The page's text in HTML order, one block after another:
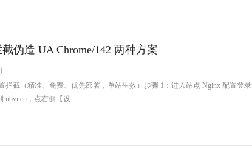
伪造 UA Chrome/142 两种方案
拦截（精准、免费、优先部署，单站生效）步骤 1：进入站点 Nginx 配置登录
nbvr.cn，点右侧【设...